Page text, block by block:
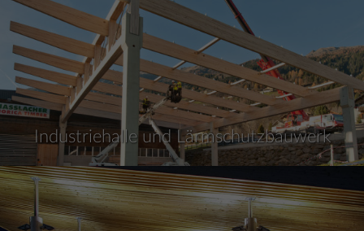
Industriehalle und Lärmschutzbauwerk